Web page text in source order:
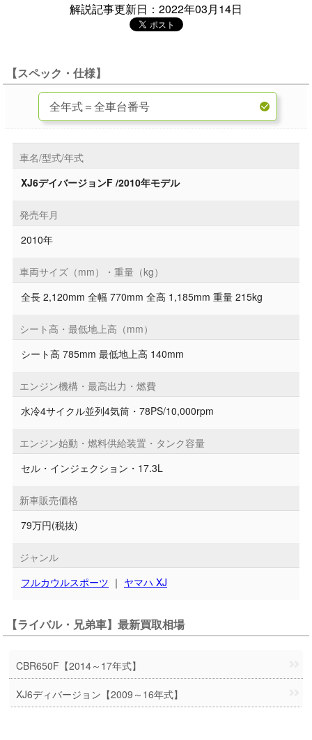
解説記事更新日：2022年03月14日
【スペック・仕様】
車名/型式/年式
XJ6デイバージョンF /2010年モデル
発売年月
2010年
車両サイズ（mm）・重量（kg）
全長 2,120mm 全幅 770mm 全高 1,185mm 重量 215kg
シート高・最低地上高（mm）
シート高 785mm 最低地上高 140mm
エンジン機構・最高出力・燃費
水冷4サイクル並列4気筒・78PS/10,000rpm
エンジン始動・燃料供給装置・タンク容量
セル・インジェクション・17.3L
新車販売価格
79万円(税抜)
ジャンル
フルカウルスポーツ ｜ ヤマハ XJ
【ライバル・兄弟車】最新買取相場
CBR650F【2014～17年式】
XJ6ディバージョン【2009～16年式】